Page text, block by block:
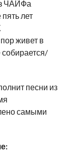
ЧАЙФа
лет
живет в
песни из
самыми